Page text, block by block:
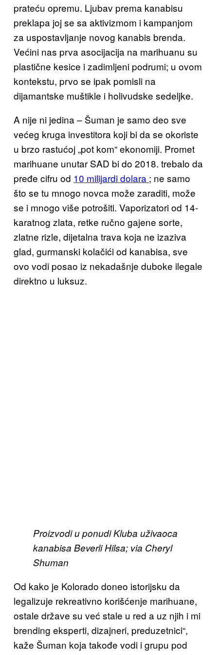
prateću opremu. Ljubav prema kanabisu
preklapa joj se sa aktivizmom i kampanjom
za uspostavljanje novog kanabis brenda.
Većini nas prva asocijacija na marihuanu su
plastične kesice i zadimljeni podrumi; u ovom
kontekstu, prvo se ipak pomisli na
dijamantske muštikle i holivudske sedeljke.
A nije ni jedina – Šuman je samo deo sve
većeg kruga investitora koji bi da se okoriste
u brzo rastućoj „pot kom“ ekonomiji. Promet
marihuane unutar SAD bi do 2018. trebalo da
pređe cifru od 10 milijardi dolara ; ne samo
što se tu mnogo novca može zaraditi, može
se i mnogo više potrošiti. Vaporizatori od 14-
karatnog zlata, retke ručno gajene sorte,
zlatne rizle, dijetalna trava koja ne izaziva
glad, gurmanski kolačići od kanabisa, sve
ovo vodi posao iz nekadašnje duboke ilegale
direktno u luksuz.
Proizvodi u ponudi Kluba uživaoca
kanabisa Beverli Hilsa; via Cheryl
Shuman
Od kako je Kolorado doneo istorijsku da
legalizuje rekreativno korišćenje marihuane,
ostale države su već stale u red a uz njih i mi
brending eksperti, dizajneri, preduzetnici“,
kaže Šuman koja takođe vodi i grupu pod